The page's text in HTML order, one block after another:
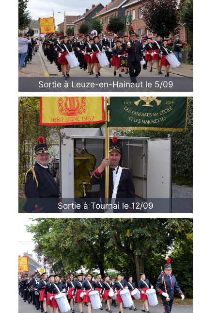
Sortie à Leuze-en-Hainaut le 5/09
Sortie à Tournai le 12/09